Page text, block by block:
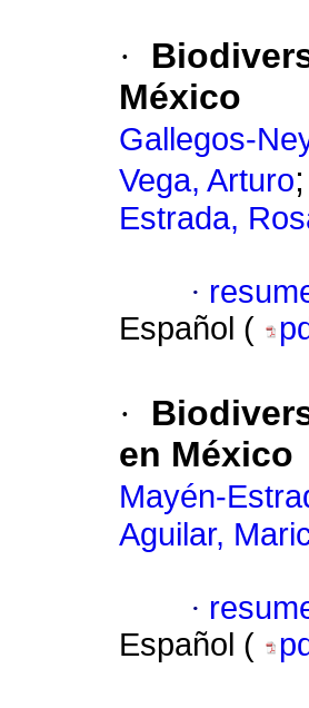
·
México
Gallegos-
Vega, Arturo;
Estrada,
·
Español (
·
en México
Mayén-
Aguilar,
·
Español (